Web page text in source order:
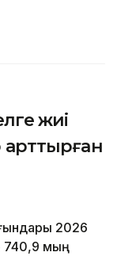
жиі
2026
740,9 мың